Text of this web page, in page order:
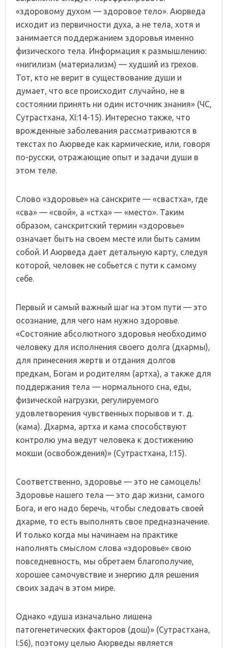
«здоровому духом — здоровое тело». Аюрведа
исходит из первичности духа, а не тела, хотя и
занимается поддержанием здоровья именно
физического тела. Информация к размышлению:
«нигилизм (материализм) — худший из грехов.
Тот, кто не верит в существование души и
думает, что все происходит случайно, не в
состоянии принять ни один источник знания» (ЧС,
Сутрастхана, XI:14-15). Интересно также, что
врожденные заболевания рассматриваются в
текстах по Аюрведе как кармические, или, говоря
по-русски, отражающие опыт и задачи души в
этом теле.
Слово «здоровье» на санскрите — «свастха», где
«сва» — «свой», а «стха» — «место». Таким
образом, санскритский термин «здоровье»
означает быть на своем месте или быть самим
собой. И Аюрведа дает детальную карту, следуя
которой, человек не собьется с пути к самому
себе.
Первый и самый важный шаг на этом пути — это
осознание, для чего нам нужно здоровье.
«Состояние абсолютного здоровья необходимо
человеку для исполнения своего долга (дхармы),
для принесения жертв и отдания долгов
предкам, Богам и родителям (артха), а также для
поддержания тела — нормального сна, еды,
физической нагрузки, регулируемого
удовлетворения чувственных порывов и т. д.
(кама). Дхарма, артха и кама способствуют
контролю ума ведут человека к достижению
мокши (освобождения)» (Сутрастхана, I:15).
Соответственно, здоровье — это не самоцель!
Здоровье нашего тела — это дар жизни, самого
Бога, и его надо беречь, чтобы следовать своей
дхарме, то есть выполнять свое предназначение.
И только когда мы начинаем на практике
наполнять смыслом слова «здоровье» свою
повседневность, мы обретаем благополучие,
хорошее самочувствие и энергию для решения
своих задач в этом мире.
Однако «душа изначально лишена
патогенетических факторов (дош)» (Сутрастхана,
I:56), поэтому целью Аюрведы является